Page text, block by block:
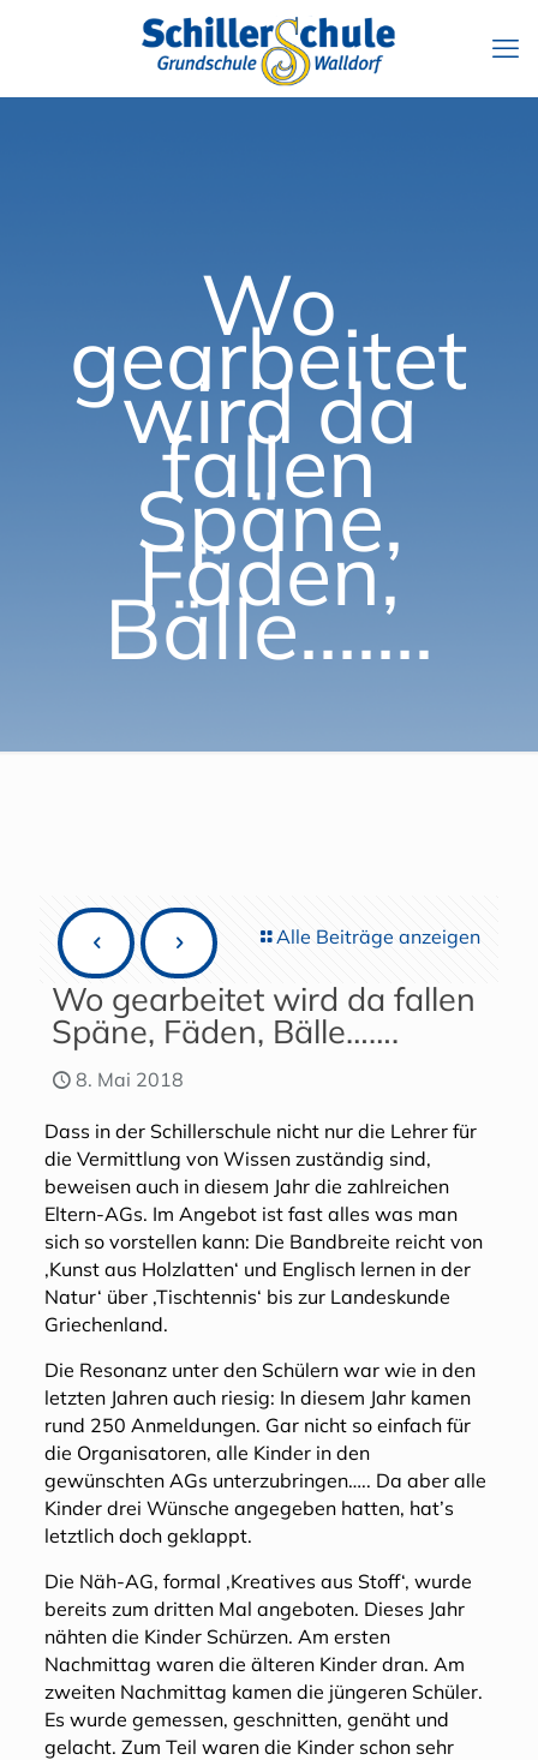
Wo
gearbeitet
wird da
fallen
Späne,
Fäden,
Bälle…….
Alle Beiträge anzeigen
Wo gearbeitet wird da fallen
Späne, Fäden, Bälle…….
8. Mai 2018
Dass in der Schillerschule nicht nur die Lehrer für
die Vermittlung von Wissen zuständig sind,
beweisen auch in diesem Jahr die zahlreichen
Eltern-AGs. Im Angebot ist fast alles was man
sich so vorstellen kann: Die Bandbreite reicht von
‚Kunst aus Holzlatten‘ und Englisch lernen in der
Natur‘ über ‚Tischtennis‘ bis zur Landeskunde
Griechenland.
Die Resonanz unter den Schülern war wie in den
letzten Jahren auch riesig: In diesem Jahr kamen
rund 250 Anmeldungen. Gar nicht so einfach für
die Organisatoren, alle Kinder in den
gewünschten AGs unterzubringen….. Da aber alle
Kinder drei Wünsche angegeben hatten, hat’s
letztlich doch geklappt.
Die Näh-AG, formal ‚Kreatives aus Stoff‘, wurde
bereits zum dritten Mal angeboten. Dieses Jahr
nähten die Kinder Schürzen. Am ersten
Nachmittag waren die älteren Kinder dran. Am
zweiten Nachmittag kamen die jüngeren Schüler.
Es wurde gemessen, geschnitten, genäht und
gelacht. Zum Teil waren die Kinder schon sehr